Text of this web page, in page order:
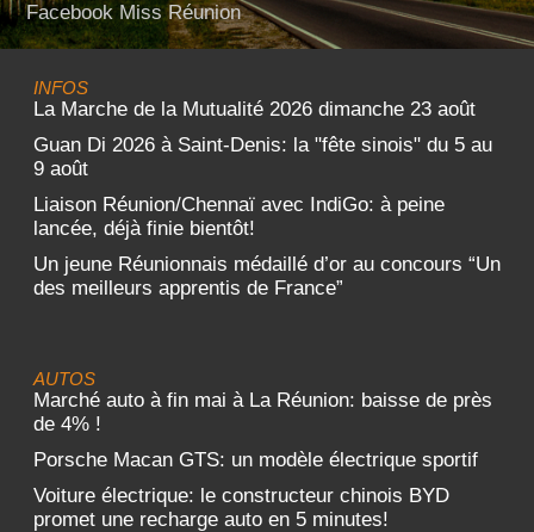
Facebook Miss Réunion
INFOS
La Marche de la Mutualité 2026 dimanche 23 août
Guan Di 2026 à Saint-Denis: la "fête sinois" du 5 au
9 août
Liaison Réunion/Chennaï avec IndiGo: à peine
lancée, déjà finie bientôt!
Un jeune Réunionnais médaillé d’or au concours “Un
des meilleurs apprentis de France”
AUTOS
Marché auto à fin mai à La Réunion: baisse de près
de 4% !
Porsche Macan GTS: un modèle électrique sportif
Voiture électrique: le constructeur chinois BYD
promet une recharge auto en 5 minutes!